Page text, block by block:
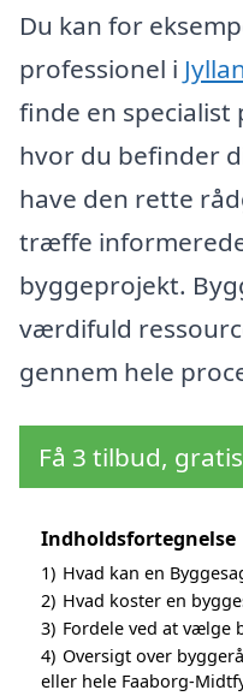
Du kan for
professionel i
finde en specialist
hvor du befinder
have den rette
træffe
byggeprojekt.
værdifuld
gennem hele
Få 3 tilbud,
Indholdsfortegnelse
1) Hvad kan en
2) Hvad koster en
3) Fordele ved at vælge
4) Oversigt over
eller hele Faaborg-